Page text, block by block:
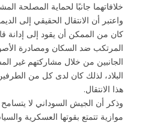
خلافاتهما جانبًا لحماية المصلحة
واعتبر أن الانتقال الحقيقي إلى
كان من الممكن أن يقود إلى إدانة
المرتكب ضد السكان ومصادرة
الجانبين من خلال مشاركتهم غير
البلاد، لذلك كان لدى كل من
هذا الانتقال.
وذكر أن الجيش السوداني لا
موازية تتمتع بقوتها العسكرية